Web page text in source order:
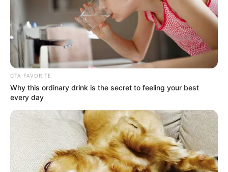
Emenda Constitucional 51/2006
- Regulamentação dos ACS e
ACE dos mais diversos estados do país;
— Lei Federal 11.350/2006 - Regulamentação da EC 51/2006
estabelecendo os parâmetros legais que beneficiaram
decisivamente aos ACS/ACE;
CTA FAVORITE
Why this ordinary drink is the secret to feeling your best
every day